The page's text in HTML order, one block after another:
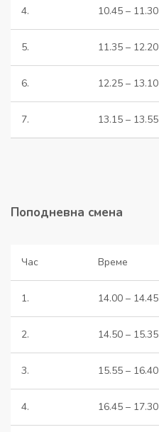
4. 10.45 – 11.30
5. 11.35 – 12.20
6. 12.25 – 13.10
7. 13.15 – 13.55
Поподневна смена
Час Време
1. 14.00 – 14.45
2. 14.50 – 15.35
3. 15.55 – 16.40
4. 16.45 – 17.30